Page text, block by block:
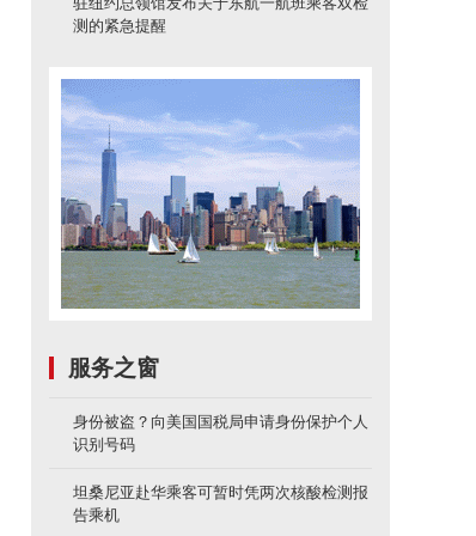
测的紧急提醒
服务之窗
身份被盗？向美国国税局申请身份保护个人
识别号码
坦桑尼亚赴华乘客可暂时凭两次核酸检测报
告乘机